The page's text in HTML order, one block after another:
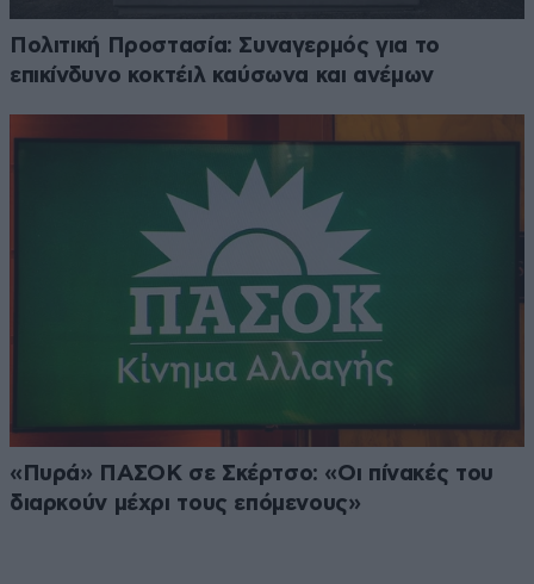
Πολιτική Προστασία: Συναγερμός για το
επικίνδυνο κοκτέιλ καύσωνα και ανέμων
«Πυρά» ΠΑΣΟΚ σε Σκέρτσο: «Οι πίνακές του
διαρκούν μέχρι τους επόμενους»